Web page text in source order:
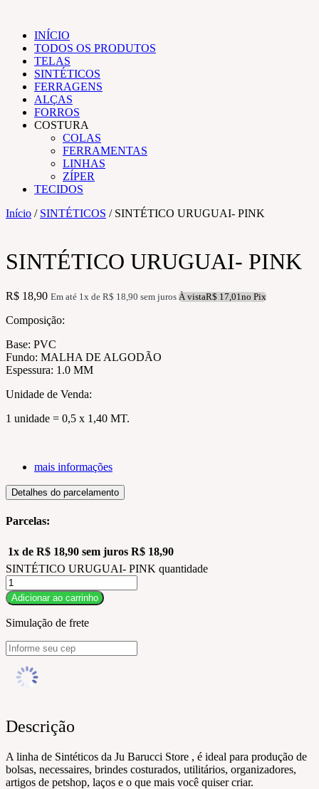
INÍCIO
TODOS OS PRODUTOS
TELAS
SINTÉTICOS
FERRAGENS
ALÇAS
FORROS
COSTURA
COLAS
FERRAMENTAS
LINHAS
ZÍPER
TECIDOS
Início / SINTÉTICOS / SINTÉTICO URUGUAI- PINK
SINTÉTICO URUGUAI- PINK
R$ 18,90 Em até 1x de R$ 18,90 sem juros À vistaR$ 17,01no Pix
Composição:
Base: PVC
Fundo: MALHA DE ALGODÃO
Espessura: 1.0 MM
Unidade de Venda:
1 unidade = 0,5 x 1,40 MT.
mais informações
Detalhes do parcelamento
Parcelas:
1x de R$ 18,90 sem juros R$ 18,90
SINTÉTICO URUGUAI- PINK quantidade
Adicionar ao carrinho
Simulação de frete
Descrição
A linha de Sintéticos da Ju Barucci Store , é ideal para produção de
bolsas, necessaires, brindes costurados, utilitários, organizadores,
artigos de petshop, laços e o que mais você quiser criar.